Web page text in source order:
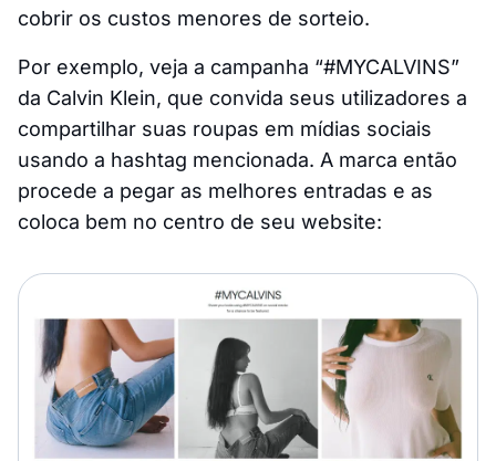
cobrir os custos menores de sorteio.
Por exemplo, veja a campanha “#MYCALVINS”
da Calvin Klein, que convida seus utilizadores a
compartilhar suas roupas em mídias sociais
usando a hashtag mencionada. A marca então
procede a pegar as melhores entradas e as
coloca bem no centro de seu website: